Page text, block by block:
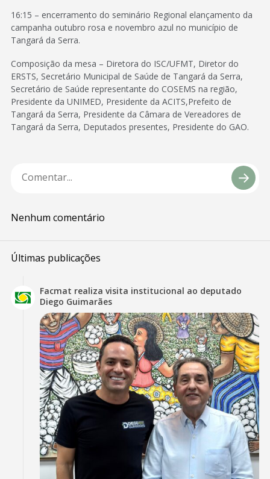
16:15 – encerramento do seminário Regional elançamento da
campanha outubro rosa e novembro azul no município de
Tangará da Serra.
Composição da mesa – Diretora do ISC/UFMT, Diretor do
ERSTS, Secretário Municipal de Saúde de Tangará da Serra,
Secretário de Saúde representante do COSEMS na região,
Presidente da UNIMED, Presidente da ACITS,Prefeito de
Tangará da Serra, Presidente da Câmara de Vereadores de
Tangará da Serra, Deputados presentes, Presidente do GAO.
Nenhum comentário
Últimas publicações
Facmat realiza visita institucional ao deputado
Diego Guimarães